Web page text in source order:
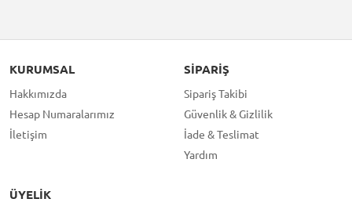
KURUMSAL
Hakkımızda
Hesap Numaralarımız
İletişim
SIPARIŞ
Sipariş Takibi
Güvenlik & Gizlilik
İade & Teslimat
Yardım
ÜYELIK